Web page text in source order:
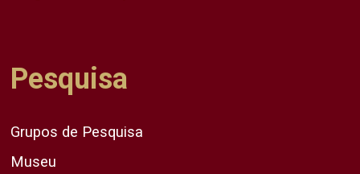
Pesquisa
Grupos de Pesquisa
Museu